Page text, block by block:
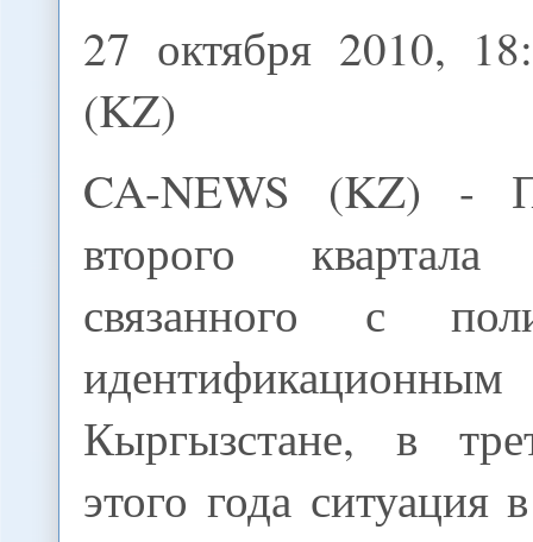
27 октября 2010,
(KZ)
CA-NEWS (KZ) -
второго
связанного с
Кыргызстане, в
этого года ситуация